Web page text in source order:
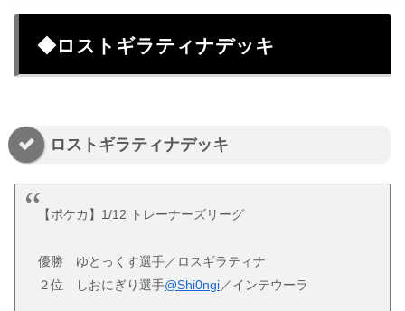
◆ロストギラティナデッキ
ロストギラティナデッキ
【ポケカ】1/12 トレーナーズリーグ
優勝 ゆとっくす選手／ロスギラティナ
２位 しおにぎり選手@Shi0ngi／インテウーラ